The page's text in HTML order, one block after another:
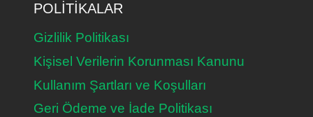
POLITIKALAR
Gizlilik Politikası
Kişisel Verilerin Korunması Kanunu
Kullanım Şartları ve Koşulları
Geri Ödeme ve İade Politikası